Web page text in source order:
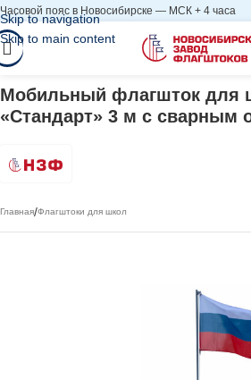
Skip to navigation
Skip to main content
Часовой пояс в Новосибирске — МСК + 4 часа
Мобильный флагшток для
«Стандарт» 3 м с сварным
Главная/Флагштоки для школ